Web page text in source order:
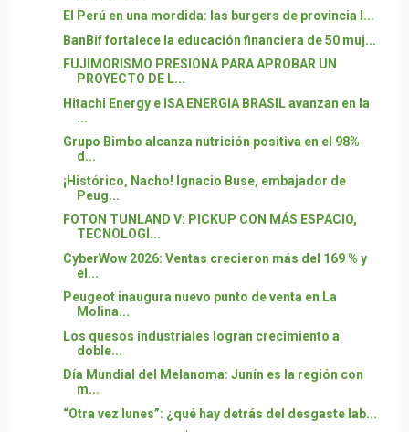
El Perú en una mordida: las burgers de provincia l...
BanBif fortalece la educación financiera de 50 muj...
FUJIMORISMO PRESIONA PARA APROBAR UN
PROYECTO DE L...
Hitachi Energy e ISA ENERGIA BRASIL avanzan en la
...
Grupo Bimbo alcanza nutrición positiva en el 98%
d...
¡Histórico, Nacho! Ignacio Buse, embajador de
Peug...
FOTON TUNLAND V: PICKUP CON MÁS ESPACIO,
TECNOLOGÍ...
CyberWow 2026: Ventas crecieron más del 169 % y
el...
Peugeot inaugura nuevo punto de venta en La
Molina...
Los quesos industriales logran crecimiento a
doble...
Día Mundial del Melanoma: Junín es la región con
m...
“Otra vez lunes”: ¿qué hay detrás del desgaste lab...